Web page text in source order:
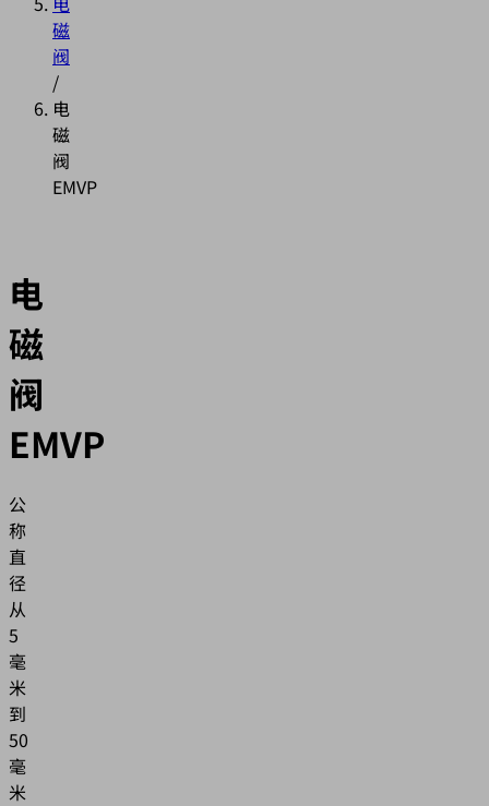
磁
阀
/
电
磁
阀
EMVP
电
磁
阀
EMVP
公
称
直
径
从
5
毫
米
到
50
毫
米